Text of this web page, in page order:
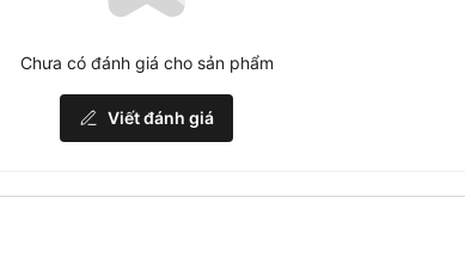
Chưa có đánh giá cho sản phẩm
Viết đánh giá